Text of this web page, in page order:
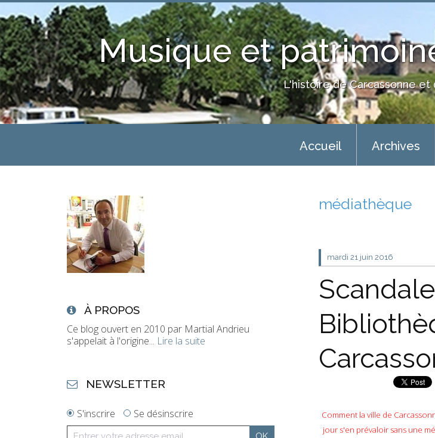
Musique et
L'histoire de Carcassonne et
Accueil Archives
À PROPOS
Ce blog ouvert en 2010 par Martial Andrieu
s'appelait à l'origine... Lire la suite
NEWSLETTER
S'inscrire Se désinscrire
médiathèque
mardi 21 juin 2016
Comment la ville de
jour s'en prévaloir sans une